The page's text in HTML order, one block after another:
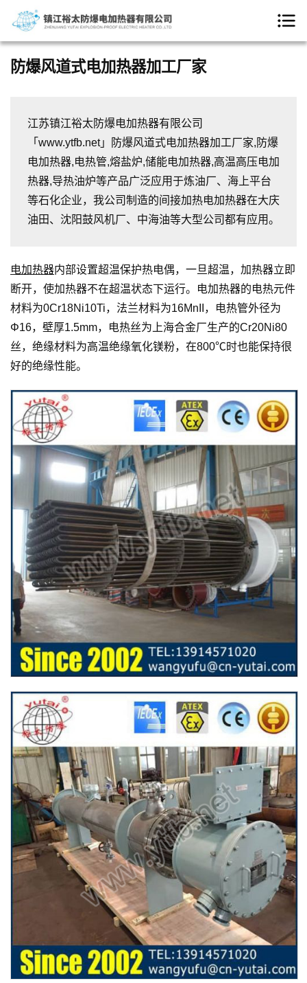
防爆风道式电加热器加工厂家
江苏镇江裕太防爆电加热器有限公司
「www.ytfb.net」防爆风道式电加热器加工厂家,防爆
电加热器,电热管,熔盐炉,储能电加热器,高温高压电加
热器,导热油炉等产品广泛应用于炼油厂、海上平台
等石化企业，我公司制造的间接加热电加热器在大庆
油田、沈阳鼓风机厂、中海油等大型公司都有应用。
电加热器内部设置超温保护热电偶，一旦超温，加热器立即
断开，使加热器不在超温状态下运行。电加热器的电热元件
材料为0Cr18Ni10Ti，法兰材料为16MnII，电热管外径为
Φ16，壁厚1.5mm，电热丝为上海合金厂生产的Cr20Ni80
丝，绝缘材料为高温绝缘氧化镁粉，在800℃时也能保持很
好的绝缘性能。